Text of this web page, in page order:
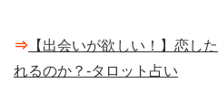
⇒ 【出会いが欲しい！】恋し
れるのか？-タロット占い